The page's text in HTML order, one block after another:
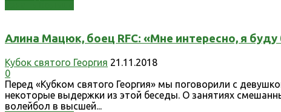
Алина Мацюк, боец RFC: «Мне интересно, я
Кубок святого Георгия 21.11.2018
0
Перед «Кубком святого Георгия» мы поговорили с
некоторые выдержки из этой беседы. О занятиях
волейбол в высшей...